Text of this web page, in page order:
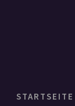
STARTSEITE